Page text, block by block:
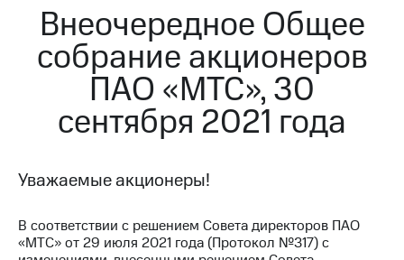
в МТС
История
компании
Руководство
региона
информация
Контакты
Медиа-центр
Пресс-
релизы
МТС
о технологиях
Внеочередное Общее
собрание акционеров
ПАО «МТС», 30
сентября 2021 года
Уважаемые акционеры!
В соответствии с решением Совета директоров ПАО
«МТС» от 29 июля 2021 года (Протокол №317) с